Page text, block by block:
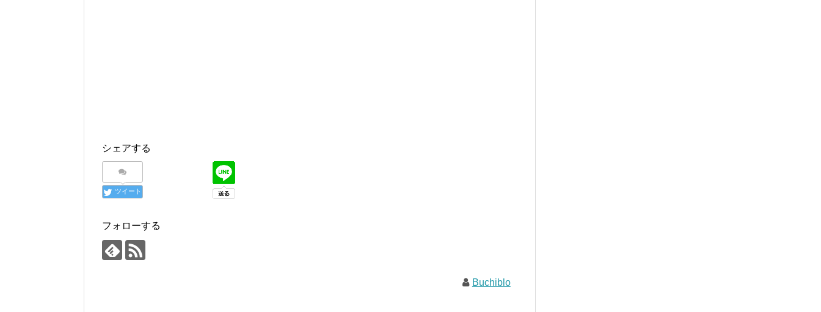
シェアする
ツイート
フォローする
Buchiblo